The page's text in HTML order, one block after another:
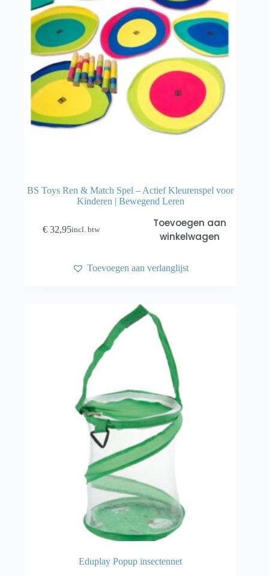
BS Toys Ren & Match Spel – Actief Kleurenspel voor
Kinderen | Bewegend Leren
€ 32,95incl. btw
Toevoegen aan
winkelwagen
Toevoegen aan verlanglijst
Eduplay Popup insectennet